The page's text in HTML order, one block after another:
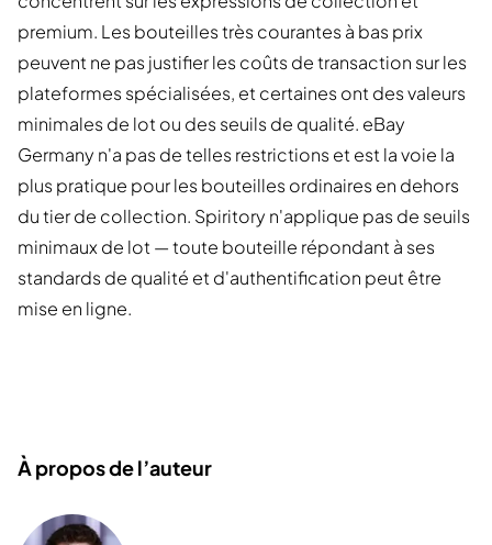
premium. Les bouteilles très courantes à bas prix
peuvent ne pas justifier les coûts de transaction sur les
plateformes spécialisées, et certaines ont des valeurs
minimales de lot ou des seuils de qualité. eBay
Germany n'a pas de telles restrictions et est la voie la
plus pratique pour les bouteilles ordinaires en dehors
du tier de collection. Spiritory n'applique pas de seuils
minimaux de lot — toute bouteille répondant à ses
standards de qualité et d'authentification peut être
mise en ligne.
À propos de l’auteur